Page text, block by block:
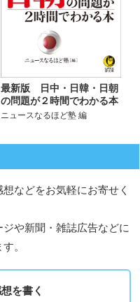
最新版 日中・日韓・日朝
の問題が２時間でわかる本
ニュースなるほど塾 編
などをお気軽にお寄せく
や新聞・雑誌広告などに
。
を書く